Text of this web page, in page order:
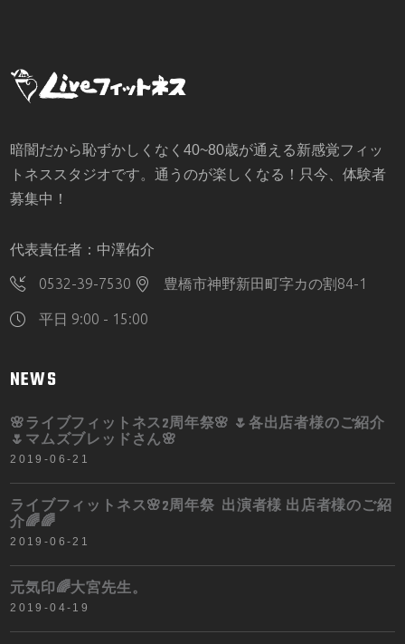
暗闇だから恥ずかしくなく40~80歳が通える新感覚フィッ
トネススタジオです。通うのが楽しくなる！只今、体験者
募集中！
代表責任者：中澤佑介
0532-39-7530 豊橋市神野新田町字カの割84-1
平日 9:00 - 15:00
NEWS
🌸ライブフィットネス2周年祭🌸 🌷各出店者様のご紹介
🌷マムズブレッドさん🌸
2019-06-21
ライブフィットネス🌸2周年祭 出演者様 出店者様のご紹
介🌈🌈
2019-06-21
元気印🌈大宮先生。
2019-04-19